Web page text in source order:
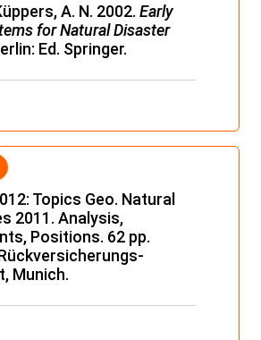
A. N. 2002. Early
for Natural Disaster
Ed. Springer.
Topics Geo. Natural
2011. Analysis,
Positions. 62 pp.
Munich.